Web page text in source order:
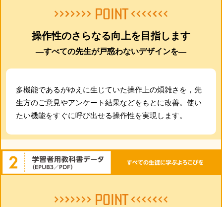
操作性のさらなる向上を目指します
―すべての先生が戸惑わないデザインを―
多機能であるがゆえに生じていた操作上の煩雑さを，先
生方のご意見やアンケート結果などをもとに改善。使い
たい機能をすぐに呼び出せる操作性を実現します。